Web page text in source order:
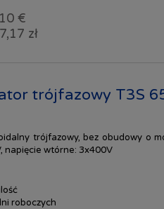
€
zł
trójfazowy T3S
trójfazowy, bez obudowy o
napięcie wtórne: 3x400V
roboczych